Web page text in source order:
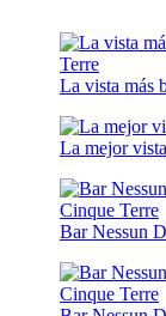
La vista más
La mejor
Bar Nessun